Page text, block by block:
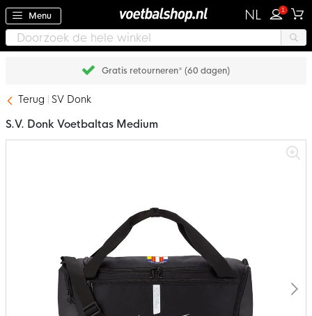
Menu NL 1
Gratis retourneren* (60 dagen)
Terug SV Donk
S.V. Donk Voetbaltas Medium